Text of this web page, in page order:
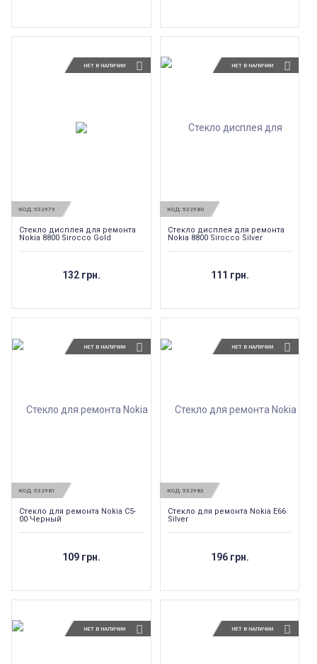
НЕТ В НАЛИЧИИ
КОД: 532979
Стекло дисплея для ремонта
Nokia 8800 Sirocco Gold
132 грн.
НЕТ В НАЛИЧИИ
КОД: 532980
Стекло дисплея для ремонта
Nokia 8800 Sirocco Silver
111 грн.
НЕТ В НАЛИЧИИ
КОД: 532981
Стекло для ремонта Nokia C5-
00 Черный
109 грн.
НЕТ В НАЛИЧИИ
КОД: 532983
Стекло для ремонта Nokia E66
Silver
196 грн.
НЕТ В НАЛИЧИИ НЕТ В НАЛИЧИИ